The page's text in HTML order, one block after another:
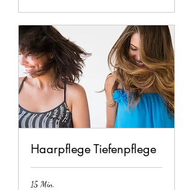
Haarpflege Tiefenpflege
15 Min.